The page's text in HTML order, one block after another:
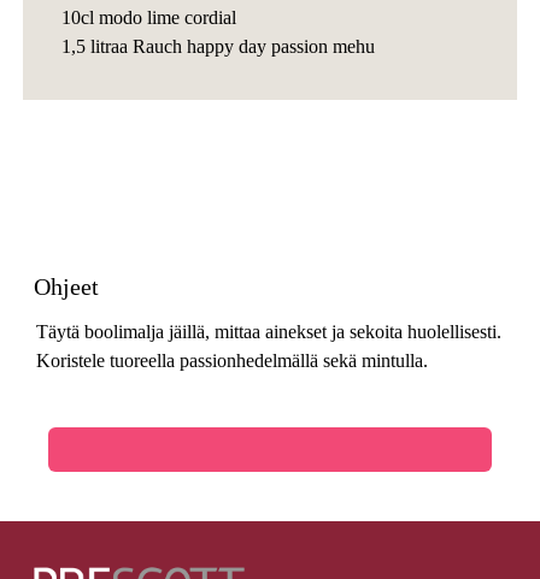
10cl modo lime cordial
1,5 litraa Rauch happy day passion mehu
Ohjeet
Täytä boolimalja jäillä, mittaa ainekset ja sekoita huolellisesti.
Koristele tuoreella passionhedelmällä sekä mintulla.